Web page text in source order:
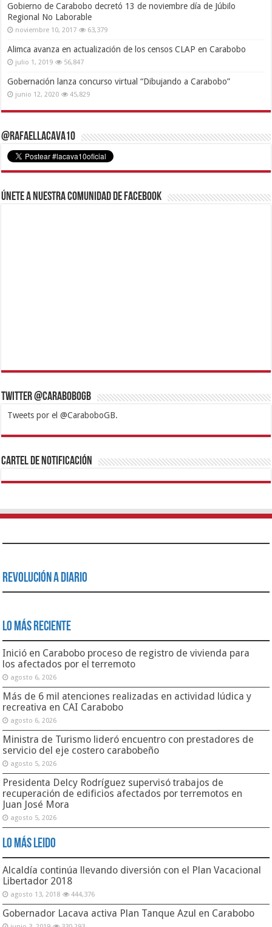
Gobierno de Carabobo decretó 13 de noviembre día de Júbilo
Regional No Laborable
noviembre 10, 2017 63,379
Alimca avanza en actualización de los censos CLAP en Carabobo
julio 1, 2019 56,847
Gobernación lanza concurso virtual “Dibujando a Carabobo”
junio 12, 2020 45,829
@RafaelLacava10
Únete a nuestra comunidad de Facebook
Twitter @CaraboboGB
Tweets por el @CaraboboGB.
1xbetBetturkeyBetistKralbetSupertotobetTipobetMatadorbetMariobet
https://mvbcasino.com/
Cartel de Notificación
Revolución a Diario
Lo Más Reciente
Inició en Carabobo proceso de registro de vivienda para
los afectados por el terremoto
agosto 6, 2026
Más de 6 mil atenciones realizadas en actividad lúdica y
recreativa en CAI Carabobo
agosto 6, 2026
Ministra de Turismo lideró encuentro con prestadores de
servicio del eje costero carabobeño
agosto 5, 2026
Presidenta Delcy Rodríguez supervisó trabajos de
recuperación de edificios afectados por terremotos en
Juan José Mora
agosto 5, 2026
Lo Más Leido
Alcaldía continúa llevando diversión con el Plan Vacacional
Libertador 2018
agosto 13, 2018 444,376
Gobernador Lacava activa Plan Tanque Azul en Carabobo